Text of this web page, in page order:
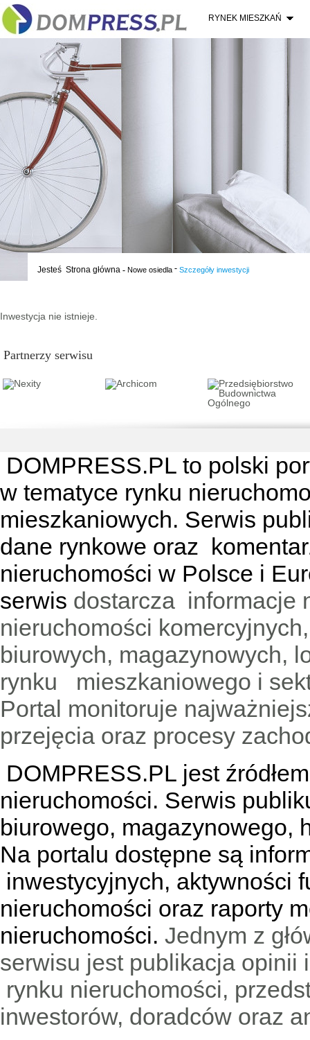
RYNEK MIESZKAŃ
Jesteś Strona główna - Nowe osiedla - Szczegóły inwestycji
Inwestycja nie istnieje.
Partnerzy serwisu
DOMPRESS.PL to polski
w tematyce rynku
mieszkaniowych. Serwis
dane rynkowe oraz
nieruchomości w Polsce i
serwis dostarcza informacje
nieruchomości
biurowych, magazynowych,
rynku mieszkaniowego i
Portal monitoruje
przejęcia oraz procesy
DOMPRESS.PL jest
nieruchomości. Serwis
biurowego, magazynowego,
Na portalu dostępne są
inwestycyjnych, aktywności
nieruchomości oraz raporty
nieruchomości. Jednym z
serwisu jest publikacja
rynku nieruchomości,
inwestorów, doradców oraz